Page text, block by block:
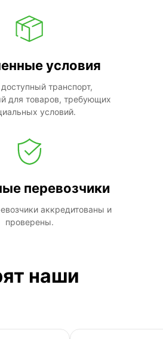
условия
транспорт,
для товаров, требующих
условий.
перевозчики
аккредитованы и
проверены.
наши